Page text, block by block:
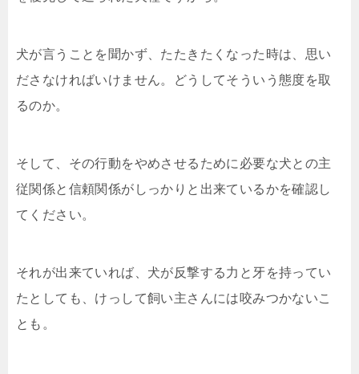
犬が言うことを聞かず、たたきたくなった時は、思い
ださなければいけません。どうしてそういう態度を取
るのか。
そして、その行動をやめさせるために必要な犬との主
従関係と信頼関係がしっかりと出来ているかを確認し
てください。
それが出来ていれば、犬が反撃する力と牙を持ってい
たとしても、けっして飼い主さんには咬みつかないこ
とも。